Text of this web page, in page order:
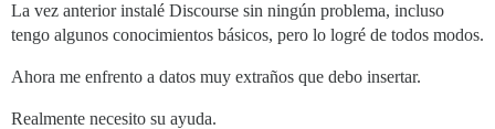
La vez anterior instalé Discourse sin ningún problema, incluso
tengo algunos conocimientos básicos, pero lo logré de todos modos.
Ahora me enfrento a datos muy extraños que debo insertar.
Realmente necesito su ayuda.